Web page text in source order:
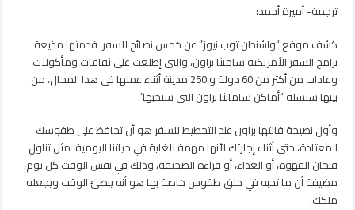
من
مذيعة
برامج
سفر
ترجمة- أميرة أحمد:
كشف موقع “واشنطن توب نيوز” عن خمس نصائح للسفر قدمتها مذيعة
برامج السفر الأمريكية سامنثا براون، والتى إطلعت على ثقافات ومأكولات
وعادات من أكثر من 60 دولة و 250 مدينة أثناء عملها فى هذا المجال، من
بينها سلسلة “أماكن سامانثا براون التى ستحبها”.
وأول نصيحة قالتها براون عند التخطيط للسفر هو أن تحافظ على طقوسك
المعتادة، حتى أثناء إجازتك لأنها مهمة للغاية في حياتنا اليومية، مثل تناول
فنجان القهوة، أو الغداء، أو قراءة الصحيفة، وذلك في نفس الوقت كل يوم،
مضيفة أن ما تحبه في خلق طقوس خاصة بها هو أنه يبطئ الوقت ويجعله
ملكك.